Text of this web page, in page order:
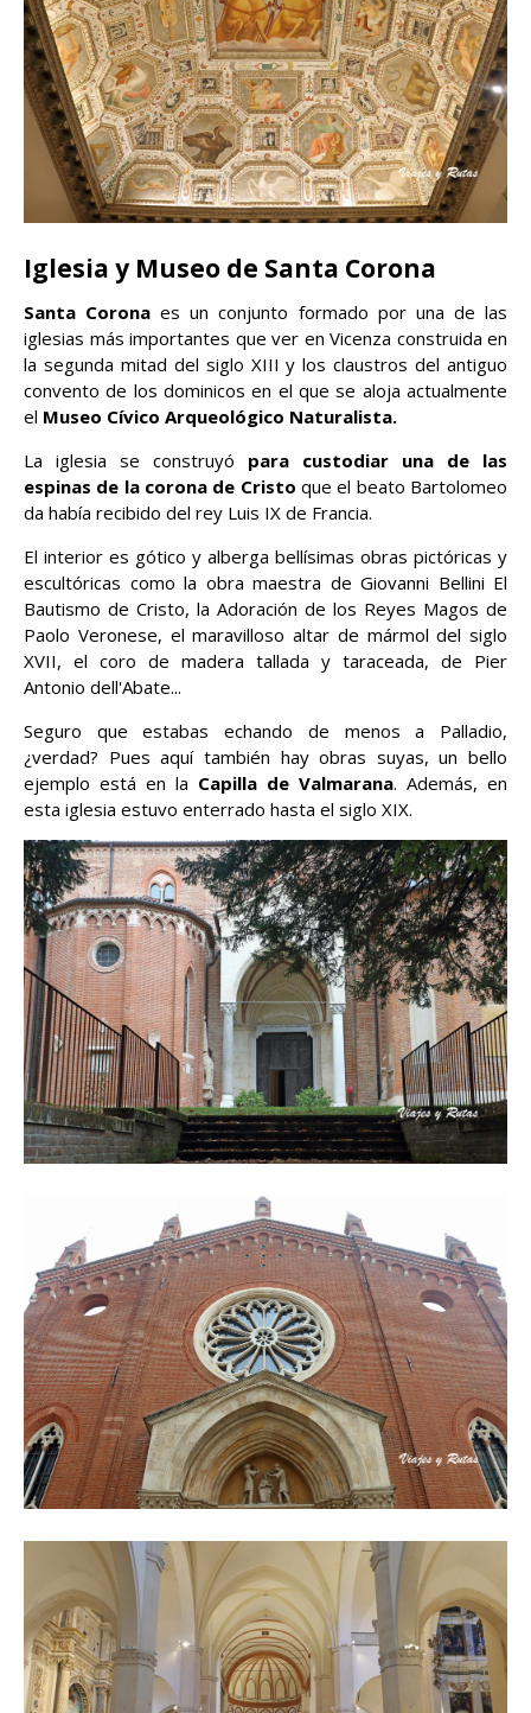
Iglesia y Museo de Santa Corona
Santa Corona es un conjunto formado por una de las
iglesias más importantes que ver en Vicenza construida en
la segunda mitad del siglo XIII y los claustros del antiguo
convento de los dominicos en el que se aloja actualmente
el Museo Cívico Arqueológico Naturalista.
La iglesia se construyó para custodiar una de las
espinas de la corona de Cristo que el beato Bartolomeo
da había recibido del rey Luis IX de Francia.
El interior es gótico y alberga bellísimas obras pictóricas y
escultóricas como la obra maestra de Giovanni Bellini El
Bautismo de Cristo, la Adoración de los Reyes Magos de
Paolo Veronese, el maravilloso altar de mármol del siglo
XVII, el coro de madera tallada y taraceada, de Pier
Antonio dell'Abate...
Seguro que estabas echando de menos a Palladio,
¿verdad? Pues aquí también hay obras suyas, un bello
ejemplo está en la Capilla de Valmarana. Además, en
esta iglesia estuvo enterrado hasta el siglo XIX.